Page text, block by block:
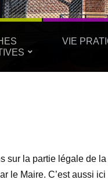
VIE
sur la partie légale de
le Maire. C’est aussi